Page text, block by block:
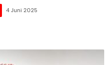
4 Juni 2025